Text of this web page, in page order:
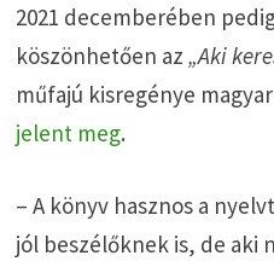
2021 decemberében
köszönhetően az „Aki
műfajú kisregénye
jelent meg.
– A könyv hasznos a
jól beszélőknek is, de aki